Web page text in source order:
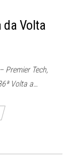
da Volta
Premier Tech,
Volta a…